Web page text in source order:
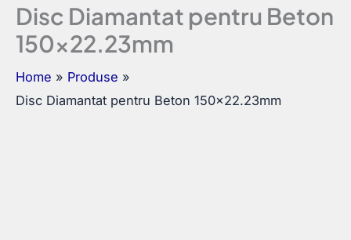
Disc Diamantat pentru Beton
150×22.23mm
Home
Produse
Disc Diamantat pentru Beton 150×22.23mm